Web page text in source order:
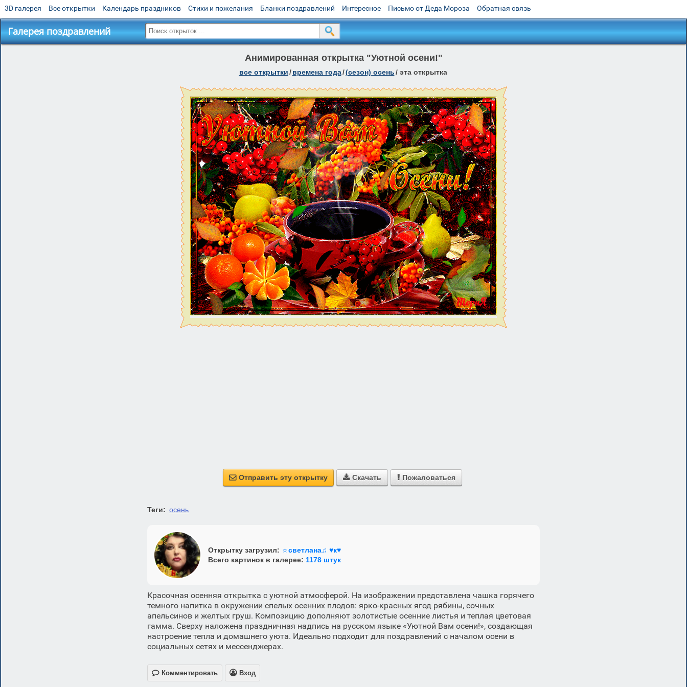
3D галерея Все открытки Календарь праздников Стихи и пожелания Бланки поздравлений Интересное Письмо от Деда Мороза Обратная связь
Галерея поздравлений
Анимированная открытка "Уютной осени!"
все открытки/ времена года/(сезон) осень/ эта открытка
 Отправить эту открытку  Скачать  Пожаловаться
Теги: осень
Открытку загрузил: ☼светлана♫ ♥к♥
Всего картинок в галерее: 1178 штук
Красочная осенняя открытка с уютной атмосферой. На изображении представлена чашка горячего
темного напитка в окружении спелых осенних плодов: ярко-красных ягод рябины, сочных
апельсинов и желтых груш. Композицию дополняют золотистые осенние листья и теплая цветовая
гамма. Сверху наложена праздничная надпись на русском языке «Уютной Вам осени!», создающая
настроение тепла и домашнего уюта. Идеально подходит для поздравлений с началом осени в
социальных сетях и мессенджерах.
 Комментировать  Вход